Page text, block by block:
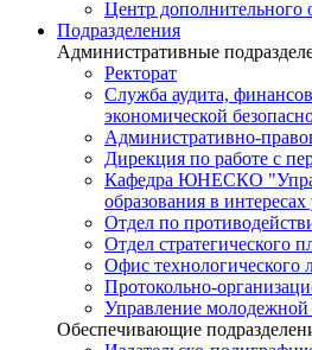
Центр
Подразделения
Административные
Ректорат
Служба аудита,
экономической
Административно-
Дирекция по работе с
Кафедра ЮНЕСКО
образования в
Отдел по
Отдел стратегического
Офис технологического
Протокольно-
Управление
Обеспечивающие